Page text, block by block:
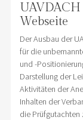
Webseite
Der Ausbau der
für die
und -
Darstellung der
Aktivitäten der
Inhalten der
die